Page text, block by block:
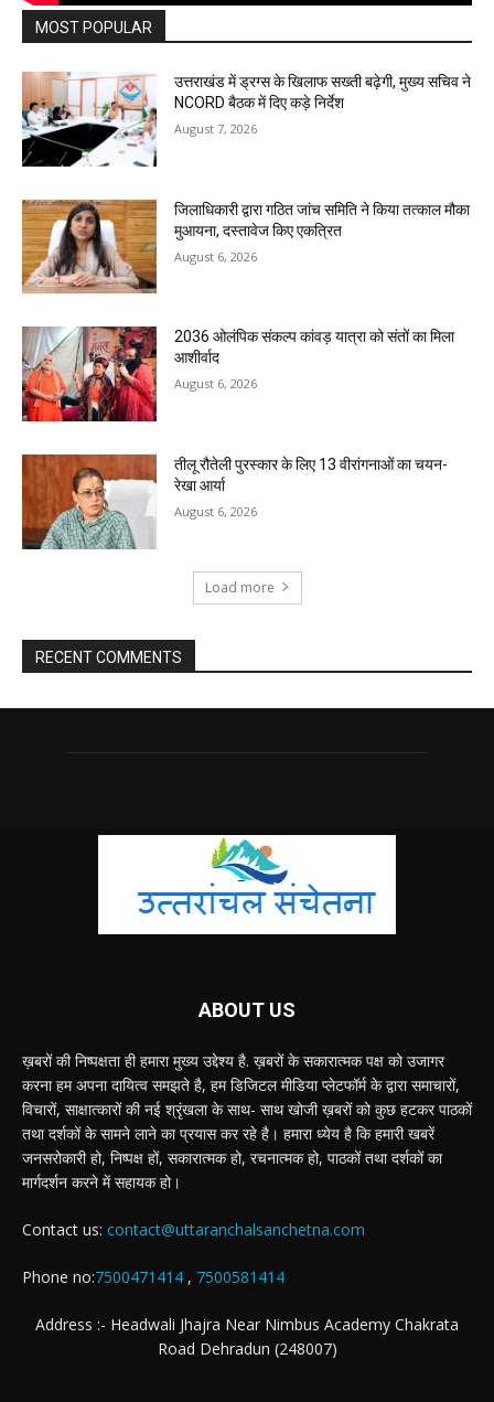
MOST POPULAR
उत्तराखंड में ड्रग्स के खिलाफ सख्ती बढ़ेगी, मुख्य सचिव ने
NCORD बैठक में दिए कड़े निर्देश
August 7, 2026
जिलाधिकारी द्वारा गठित जांच समिति ने किया तत्काल मौका
मुआयना, दस्तावेज किए एकत्रित
August 6, 2026
2036 ओलंपिक संकल्प कांवड़ यात्रा को संतों का मिला
आशीर्वाद
August 6, 2026
तीलू रौतेली पुरस्कार के लिए 13 वीरांगनाओं का चयन-
रेखा आर्या
August 6, 2026
Load more
RECENT COMMENTS
ABOUT US
ख़बरों की निष्पक्षता ही हमारा मुख्य उद्देश्य है. ख़बरों के सकारात्मक पक्ष को उजागर
करना हम अपना दायित्व समझते है, हम डिजिटल मीडिया प्लेटफॉर्म के द्वारा समाचारों,
विचारों, साक्षात्कारों की नई श्रृंखला के साथ- साथ खोजी ख़बरों को कुछ हटकर पाठकों
तथा दर्शकों के सामने लाने का प्रयास कर रहे है। हमारा ध्येय है कि हमारी खबरें
जनसरोकारी हो, निष्पक्ष हों, सकारात्मक हो, रचनात्मक हो, पाठकों तथा दर्शकों का
मार्गदर्शन करने में सहायक हो।
Contact us: contact@uttaranchalsanchetna.com
Phone no:7500471414 , 7500581414
Address :- Headwali Jhajra Near Nimbus Academy Chakrata
Road Dehradun (248007)